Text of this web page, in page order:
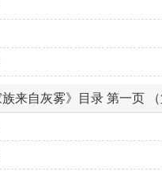
来自灰雾》目录 第一页 （